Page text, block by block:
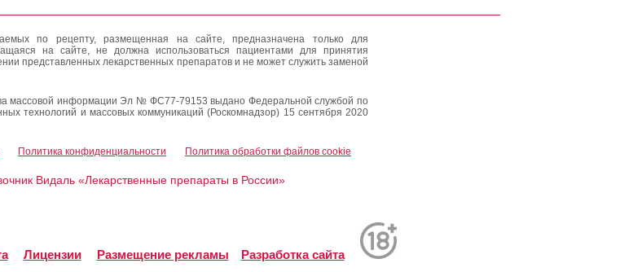
по рецепту, размещенная на сайте, предназначена только для
на сайте, не должна использоваться пациентами для принятия
представленных лекарственных препаратов и не может служить заменой
массовой информации Эл № ФС77-79153 выдано Федеральной службой по
технологий и массовых коммуникаций (Роскомнадзор) 15 сентября 2020
Политика конфиденциальности Политика обработки файлов cookie
Видаль «Лекарственные препараты в России»
Лицензии Размещение рекламы Разработка сайта